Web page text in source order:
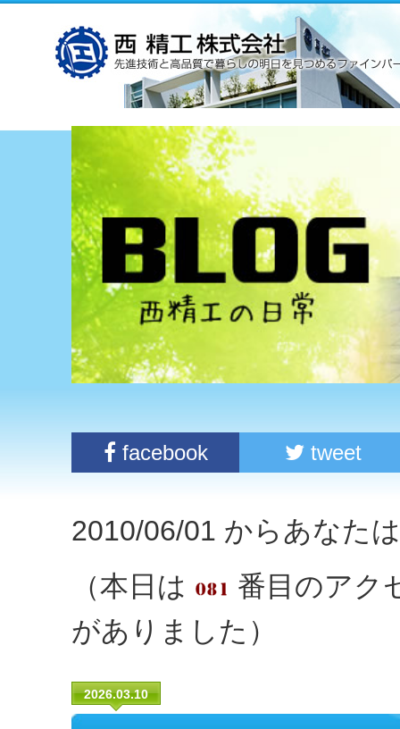
facebook tweet
2010/06/01 からあなた
（本日は
番目のア
がありました）
2026.03.10